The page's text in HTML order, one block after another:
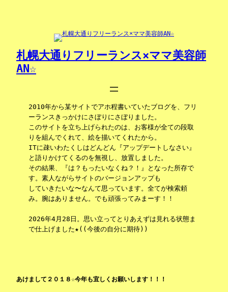
札幌大通りフリーランス×ママ美容師
AN☆
2010年から某サイトでアホ程書いていたブログを、フリ
ーランスきっかけにさぼりにさぼりました。
このサイトを立ち上げられたのは、お客様が全ての段取
りを組んでくれて、絵を描いてくれたから。
ITに疎いわたくしはどんどん『アップデートしなさい』
と語りかけてくるのを無視し、放置しました。
その結果、『は？もったいなくね？！』となった所存で
す。素人ながらサイトのバージョンアップも
していきたいな〜なんて思っています。全てが検索頼
み。腕はありません。でも頑張ってみまーす！！
2026年4月28日。思い立ってとりあえずは見れる状態ま
で仕上げました★((今後の自分に期待))
あけまして２０１８☆今年も宜しくお願いします！！！